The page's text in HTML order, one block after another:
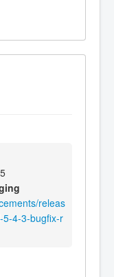
releas
5-4-3-bugfix-r